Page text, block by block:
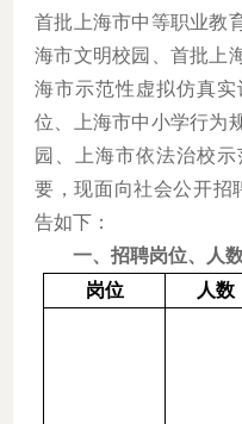
首批上海市中等职业教
海市文明校园、首批上
海市示范性虚拟仿真
位、上海市中小学行为
园、上海市依法治校
要，现面向社会公开招
告如下：
一、招聘岗位、人
岗位
人数